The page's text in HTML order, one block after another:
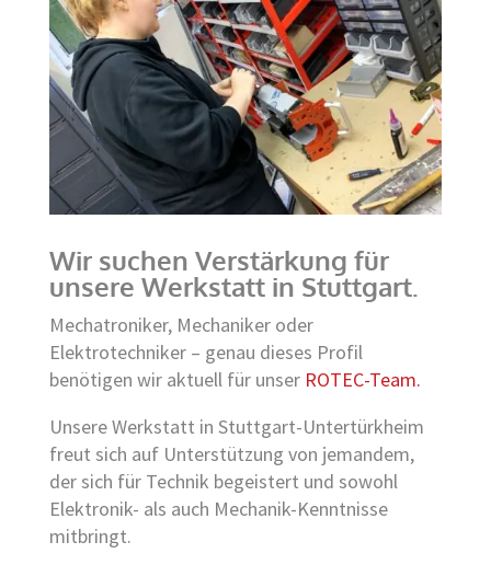
Wir suchen Verstärkung für
unsere Werkstatt in Stuttgart.
Mechatroniker, Mechaniker oder
Elektrotechniker – genau dieses Profil
benötigen wir aktuell für unser ROTEC-Team.
Unsere Werkstatt in Stuttgart-Untertürkheim
freut sich auf Unterstützung von jemandem,
der sich für Technik begeistert und sowohl
Elektronik- als auch Mechanik-Kenntnisse
mitbringt.